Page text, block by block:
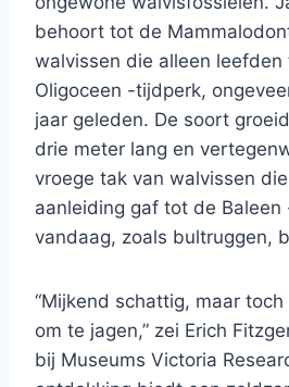
behoort tot de
walvissen die alleen
Oligoceen -tijdperk,
jaar geleden. De soort
drie meter lang en
vroege tak van walvissen
aanleiding gaf tot de Baleen
vandaag, zoals bultruggen,
“Mijkend schattig, maar
om te jagen,” zei Erich
bij Museums Victoria